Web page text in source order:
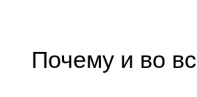
Почему и во